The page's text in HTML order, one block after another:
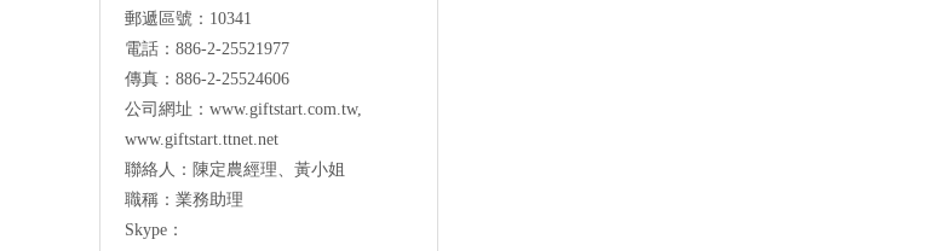
郵遞區號：10341
電話：886-2-25521977
傳真：886-2-25524606
公司網址： www.giftstart.com.tw,
www.giftstart.ttnet.net
聯絡人：陳定農經理、黃小姐
職稱：業務助理
Skype：